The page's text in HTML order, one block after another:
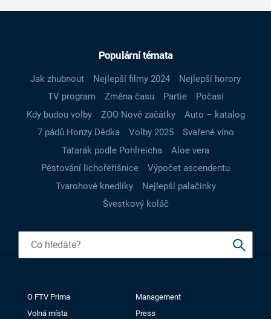
Populární témata
Jak zhubnout Nejlepší filmy 2024
Nejlepší horory
TV program
Změna času Partie
Počasí
Kdy budou volby
ZOO Nové začátky
Auto – katalog
7 pádů Honzy Dědka
Volby 2025
Svařené víno
Tatarák podle Pohlreicha
Aloe vera
Pěstování lichořeřišnice
Výpočet ascendentu
Tvarohové knedlíky
Nejlepší palačinky
Švestkový koláč
O FTV Prima
Management
Volná místa
Press